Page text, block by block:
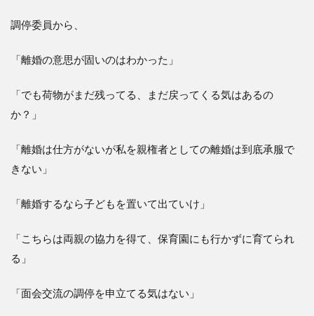
調停委員から、
「離婚の意思が固いのはわかった」
「でも荷物がまだ残ってる、まだ戻ってくる気はあるの
か？」
「離婚は仕方がないが私を親権者としての離婚は到底承服で
きない」
「離婚するなら子どもを置いて出ていけ」
「こちらは両親の協力を得て、保育園にも行かずに育てられ
る」
「面会交流の調停を申立てる気はない」